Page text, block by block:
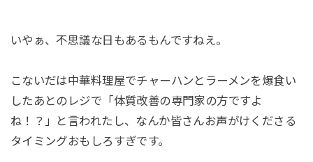
いやぁ、不思議な日もあるもんですねえ。
こないだは中華料理屋でチャーハンとラーメンを爆食い
したあとのレジで「体質改善の専門家の方ですよ
ね！？」と言われたし、なんか皆さんお声がけくださる
タイミングおもしろすぎです。